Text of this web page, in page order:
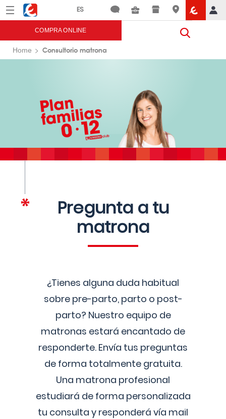
Menú Eroski
COMPRA ONLINE
Home Consultorio matrona
Pregunta a tu
matrona
¿Tienes alguna duda habitual
sobre pre-parto, parto o post-
parto? Nuestro equipo de
matronas estará encantado de
responderte. Envía tus preguntas
de forma totalmente gratuita.
Una matrona profesional
estudiará de forma personalizada
tu consulta y responderá vía mail